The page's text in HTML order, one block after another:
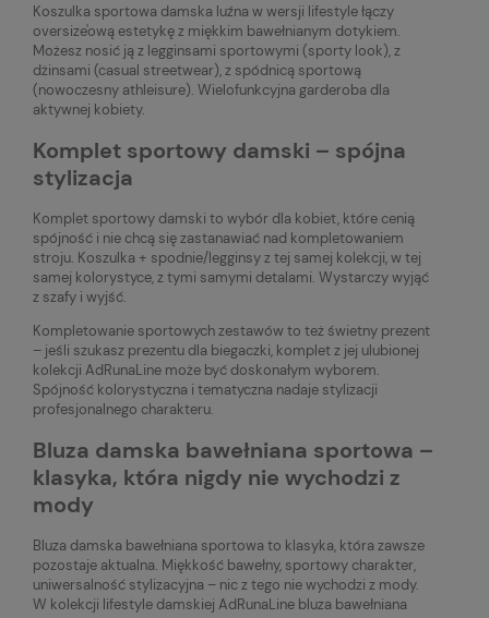
Koszulka sportowa damska luźna w wersji lifestyle łączy
oversize'ową estetykę z miękkim bawełnianym dotykiem.
Możesz nosić ją z legginsami sportowymi (sporty look), z
dżinsami (casual streetwear), z spódnicą sportową
(nowoczesny athleisure). Wielofunkcyjna garderoba dla
aktywnej kobiety.
Komplet sportowy damski – spójna
stylizacja
Komplet sportowy damski to wybór dla kobiet, które cenią
spójność i nie chcą się zastanawiać nad kompletowaniem
stroju. Koszulka + spodnie/legginsy z tej samej kolekcji, w tej
samej kolorystyce, z tymi samymi detalami. Wystarczy wyjąć
z szafy i wyjść.
Kompletowanie sportowych zestawów to też świetny prezent
– jeśli szukasz prezentu dla biegaczki, komplet z jej ulubionej
kolekcji AdRunaLine może być doskonałym wyborem.
Spójność kolorystyczna i tematyczna nadaje stylizacji
profesjonalnego charakteru.
Bluza damska bawełniana sportowa –
klasyka, która nigdy nie wychodzi z
mody
Bluza damska bawełniana sportowa to klasyka, która zawsze
pozostaje aktualna. Miękkość bawełny, sportowy charakter,
uniwersalność stylizacyjna – nic z tego nie wychodzi z mody.
W kolekcji lifestyle damskiej AdRunaLine bluza bawełniana